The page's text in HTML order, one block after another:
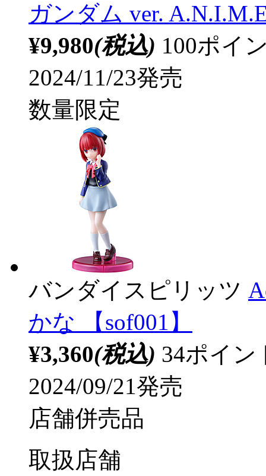
ガンダム ver.
¥9,980(税込) 100ポイ
2024/11/23発売
数量限定
バンダイスピリッツ
かな 【sof001】
¥3,360(税込) 34ポイ
2024/09/21発売
店舗併売品
取扱店舗